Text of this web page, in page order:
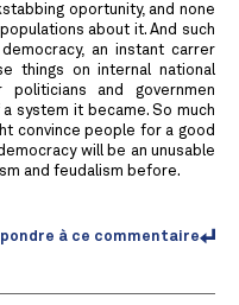
oportunity, and none
about it. And such
an instant carrer
things on internal national
and governmen
system it became. So much
convince people for a good
will be an unusable
and feudalism before.
à ce commentaire